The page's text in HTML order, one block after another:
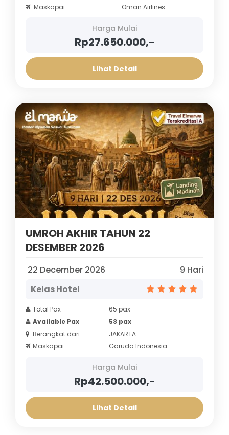
Maskapai
Oman Airlines
Harga Mulai
Rp27.650.000,-
Lihat Detail
UMROH AKHIR TAHUN 22
DESEMBER 2026
22 December 2026
9 Hari
Kelas Hotel
Total Pax
65 pax
Available Pax
53 pax
Berangkat dari
JAKARTA
Maskapai
Garuda Indonesia
Harga Mulai
Rp42.500.000,-
Lihat Detail